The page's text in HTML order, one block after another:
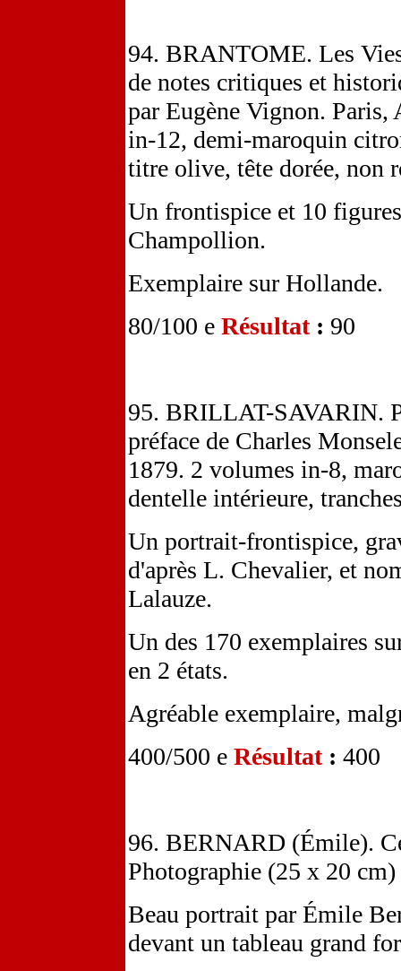
94. BRANTOME. Les
de notes critiques et
par Eugène Vignon.
in-12, demi-maroquin
titre olive, tête dorée, non
Un frontispice et 10
Champollion.
Exemplaire sur Hollande.
80/100 e Résultat: 90
95. BRILLAT-SAVARIN.
préface de Charles
1879. 2 volumes in-8,
dentelle intérieure,
Un portrait-frontispice,
d'après L. Chevalier, et
Lalauze.
Un des 170 exemplaires
en 2 états.
Agréable exemplaire,
400/500 e Résultat: 400
96. BERNARD (Émile).
Photographie (25 x 20
Beau portrait par Émile
devant un tableau grand